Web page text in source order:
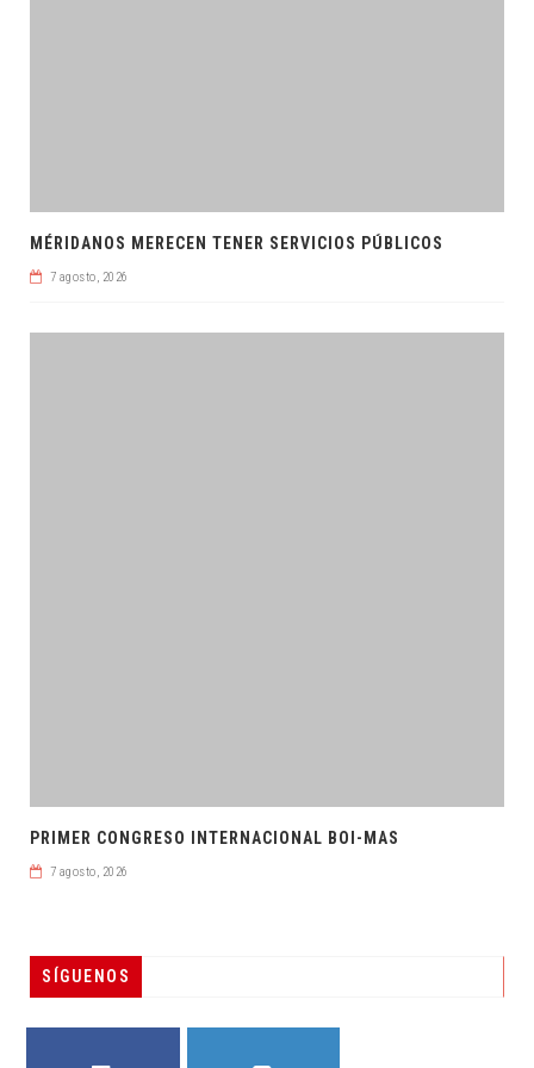
MÉRIDANOS MERECEN TENER SERVICIOS PÚBLICOS
7 agosto, 2026
PRIMER CONGRESO INTERNACIONAL BOI-MAS
7 agosto, 2026
SÍGUENOS